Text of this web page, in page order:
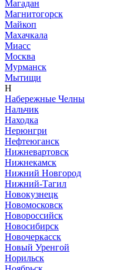
Магадан
Магнитогорск
Майкоп
Махачкала
Миасс
Москва
Мурманск
Мытищи
Н
Набережные Челны
Нальчик
Находка
Нерюнгри
Нефтеюганск
Нижневартовск
Нижнекамск
Нижний Новгород
Нижний-Тагил
Новокузнецк
Новомосковск
Новороссийск
Новосибирск
Новочеркасск
Новый Уренгой
Норильск